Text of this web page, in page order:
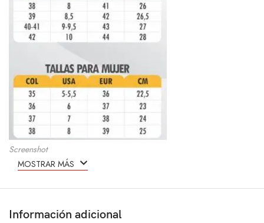
Screenshot
MOSTRAR MÁS
Información adicional